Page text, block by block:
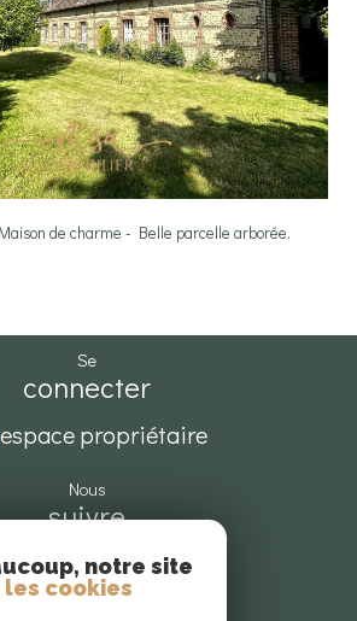
voir le bien
de charme - Belle parcelle arborée.
se
connecter
espace propriétaire
nous
suivre
notre site
cookies